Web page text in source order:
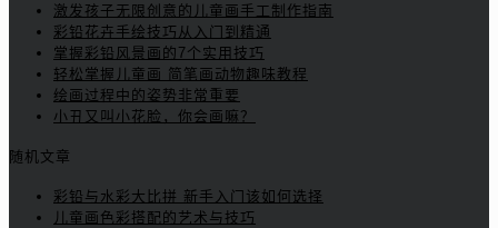
激发孩子无限创意的儿童画手工制作指南
彩铅花卉手绘技巧从入门到精通
掌握彩铅风景画的7个实用技巧
轻松掌握儿童画 简笔画动物趣味教程
绘画过程中的姿势非常重要
小丑又叫小花脸，你会画嘛？
随机文章
彩铅与水彩大比拼 新手入门该如何选择
儿童画色彩搭配的艺术与技巧